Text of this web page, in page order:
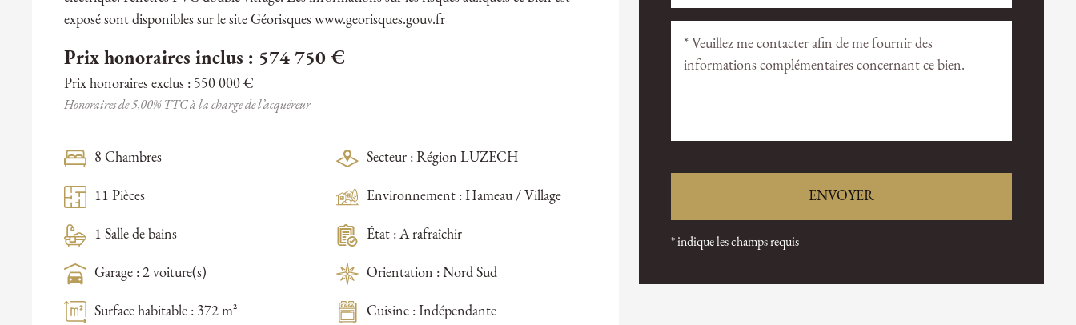
exposé sont disponibles sur le site Géorisques www.georisques.gouv.fr
Prix honoraires inclus : 574 750 €
Prix honoraires exclus : 550 000 €
Honoraires de 5,00% TTC à la charge de l’acquéreur
8 Chambres
11 Pièces
1 Salle de bains
Garage : 2 voiture(s)
Surface habitable : 372 m²
Secteur : Région LUZECH
Environnement : Hameau / Village
État : A rafraîchir
Orientation : Nord Sud
Cuisine : Indépendante
* indique les champs requis